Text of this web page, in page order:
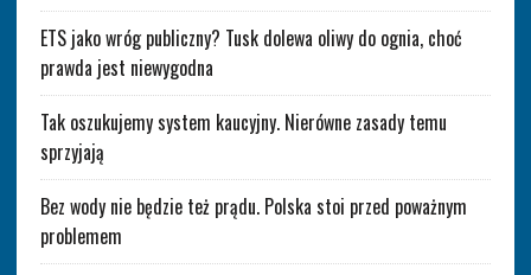
ETS jako wróg publiczny? Tusk dolewa oliwy do ognia, choć
prawda jest niewygodna
Tak oszukujemy system kaucyjny. Nierówne zasady temu
sprzyjają
Bez wody nie będzie też prądu. Polska stoi przed poważnym
problemem